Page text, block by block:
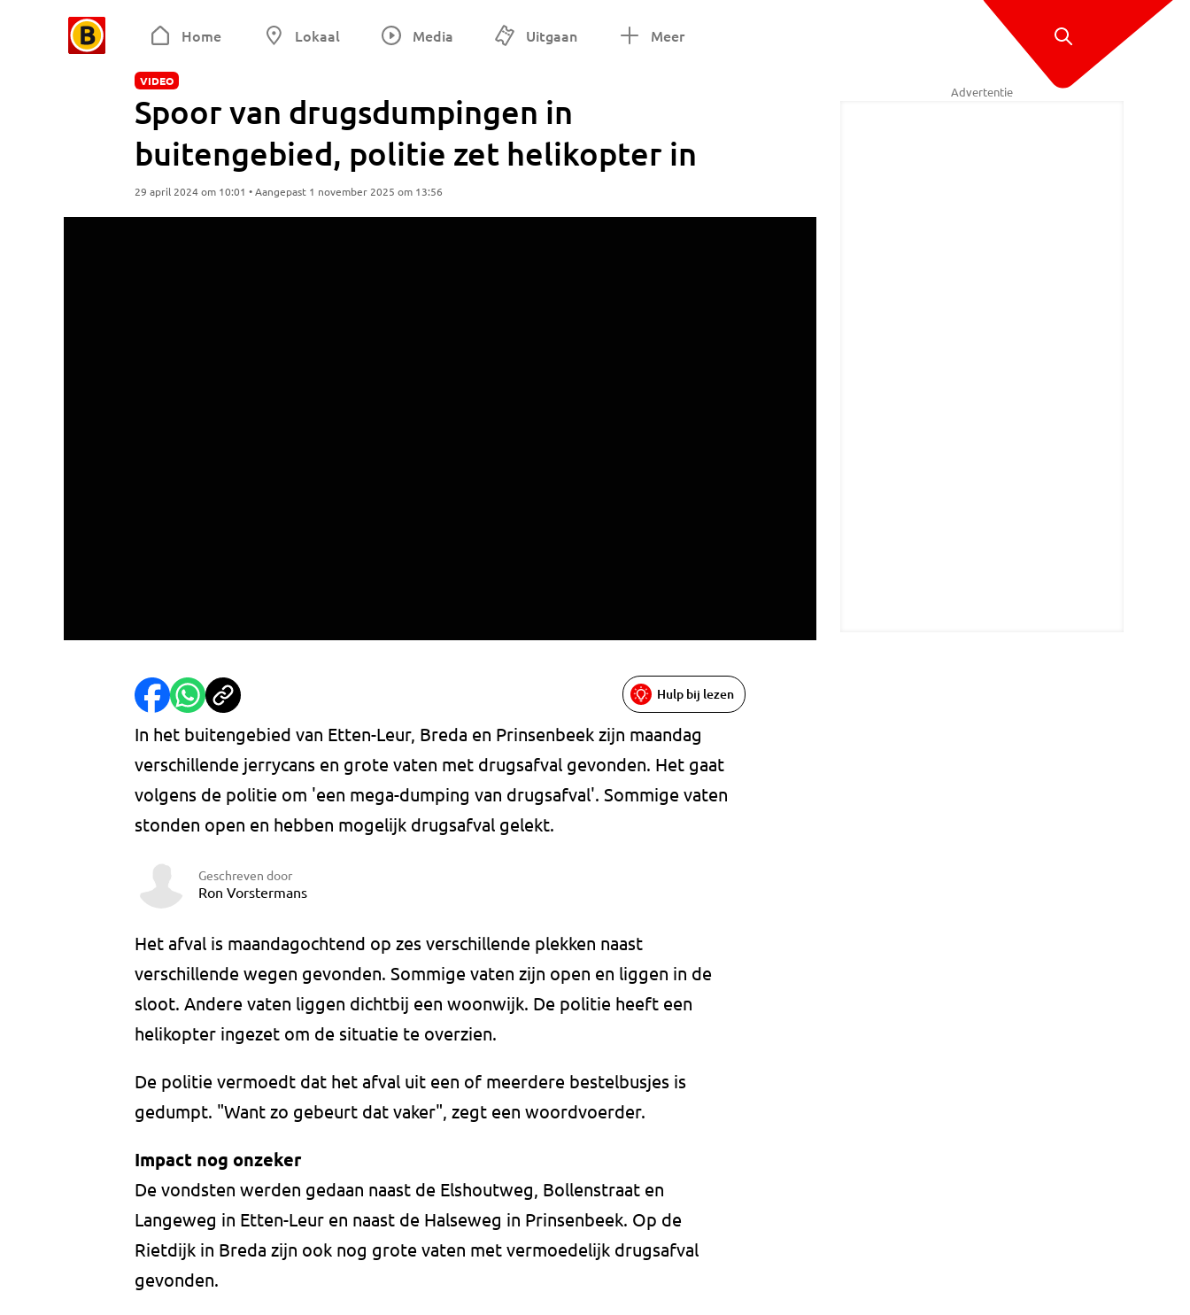
Home Lokaal Media Uitgaan Meer
VIDEO
Spoor van drugsdumpingen in
buitengebied, politie zet helikopter in
29 april 2024 om 10:01 • Aangepast 1 november 2025 om 13:56
Hulp bij lezen
In het buitengebied van Etten-Leur, Breda en Prinsenbeek zijn maandag
verschillende jerrycans en grote vaten met drugsafval gevonden. Het gaat
volgens de politie om 'een mega-dumping van drugsafval'. Sommige vaten
stonden open en hebben mogelijk drugsafval gelekt.
Geschreven door
Ron Vorstermans
Het afval is maandagochtend op zes verschillende plekken naast
verschillende wegen gevonden. Sommige vaten zijn open en liggen in de
sloot. Andere vaten liggen dichtbij een woonwijk. De politie heeft een
helikopter ingezet om de situatie te overzien.
De politie vermoedt dat het afval uit een of meerdere bestelbusjes is
gedumpt. "Want zo gebeurt dat vaker", zegt een woordvoerder.
Impact nog onzeker
De vondsten werden gedaan naast de Elshoutweg, Bollenstraat en
Langeweg in Etten-Leur en naast de Halseweg in Prinsenbeek. Op de
Rietdijk in Breda zijn ook nog grote vaten met vermoedelijk drugsafval
gevonden.
Advertentie